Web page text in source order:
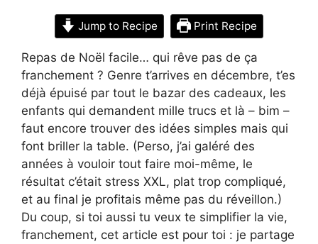
Jump to Recipe Print Recipe
Repas de Noël facile… qui rêve pas de ça
franchement ? Genre t’arrives en décembre, t’es
déjà épuisé par tout le bazar des cadeaux, les
enfants qui demandent mille trucs et là – bim –
faut encore trouver des idées simples mais qui
font briller la table. (Perso, j’ai galéré des
années à vouloir tout faire moi-même, le
résultat c’était stress XXL, plat trop compliqué,
et au final je profitais même pas du réveillon.)
Du coup, si toi aussi tu veux te simplifier la vie,
franchement, cet article est pour toi : je partage